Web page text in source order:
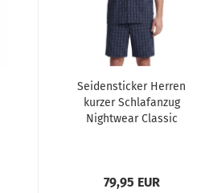
Seidensticker Herren
kurzer Schlafanzug
Nightwear Classic
79,95 EUR